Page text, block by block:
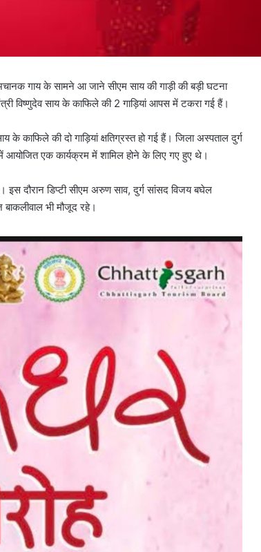
गाय के सामने आ जाने सीएम साय की गाड़ी की बड़ी घटना
विष्णुदेव साय के काफिले की 2 गाड़ियां आपस में टकरा गई हैं।
के काफिले की दो गाड़ियां क्षतिग्रस्त हो गई हैं। जिला अस्पताल दुर्ग
एक कार्यक्रम में शामिल होने के लिए गए हुए थे।
दौरान डिप्टी सीएम अरुण साव, दुर्ग सांसद विजय बघेल
बाकलीवाल भी मौजूद रहे।